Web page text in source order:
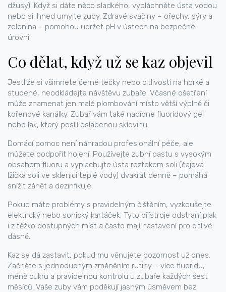
džusy). Když si dáte něco sladkého, vypláchněte ústa vodou
nebo si ihned umyjte zuby. Zdravé svačiny – ořechy, sýry a
zelenina – pomohou udržet pH v ústech na bezpečné
úrovni.
Co dělat, když už se kaz objevil
Jestliže si všimnete černé tečky nebo citlivosti na horké a
studené, neodkládejte návštěvu zubaře. Včasné ošetření
může znamenat jen malé plombování místo větší výplně či
kořenové kanálky. Zubař vám také nabídne fluoridový gel
nebo lak, který posílí oslabenou sklovinu.
Domácí pomoc není náhradou profesionální péče, ale
můžete podpořit hojení. Používejte zubní pastu s vysokým
obsahem fluoru a vyplachujte ústa roztokem soli (čajová
lžička soli ve sklenici teplé vody) dvakrát denně – pomáhá
snížit zánět a dezinfikuje.
Pokud máte problémy s pravidelným čištěním, vyzkoušejte
elektrický nebo sonický kartáček. Tyto přístroje odstraní plak
i z těžko dostupných míst a často mají nastavení pro citlivé
dásně.
Kaz se dá zastavit, pokud mu věnujete pozornost už dnes.
Začněte s jednoduchým změněním rutiny – více fluoridu,
méně cukru a pravidelnou kontrolu u zubaře každých šest
měsíců. Vaše zuby vám poděkují jasným úsměvem bez